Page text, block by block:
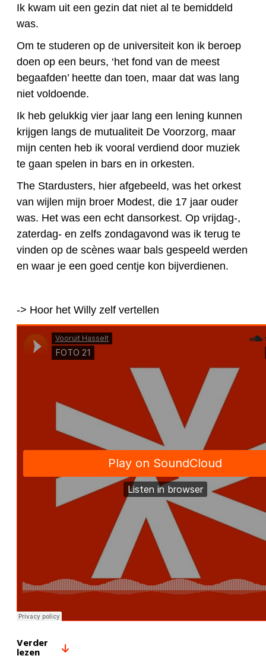
Ik kwam uit een gezin dat niet al te bemiddeld
was.
Om te studeren op de universiteit kon ik beroep
doen op een beurs, ‘het fond van de meest
begaafden’ heette dan toen, maar dat was lang
niet voldoende.
Ik heb gelukkig vier jaar lang een lening kunnen
krijgen langs de mutualiteit De Voorzorg, maar
mijn centen heb ik vooral verdiend door muziek
te gaan spelen in bars en in orkesten.
The Stardusters, hier afgebeeld, was het orkest
van wijlen mijn broer Modest, die 17 jaar ouder
was. Het was een echt dansorkest. Op vrijdag-,
zaterdag- en zelfs zondagavond was ik terug te
vinden op de scènes waar bals gespeeld werden
en waar je een goed centje kon bijverdienen.
-> Hoor het Willy zelf vertellen
Verder
lezen